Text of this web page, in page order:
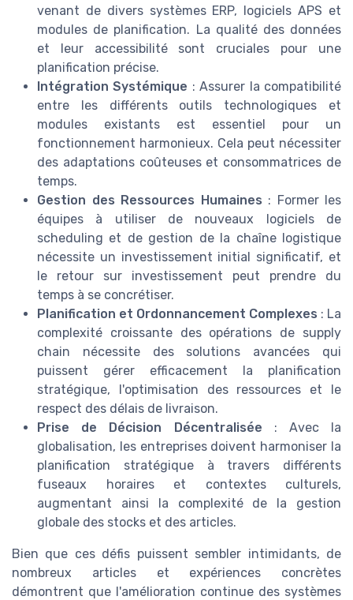
venant de divers systèmes ERP, logiciels APS et
modules de planification. La qualité des données
et leur accessibilité sont cruciales pour une
planification précise.
Intégration Systémique : Assurer la compatibilité
entre les différents outils technologiques et
modules existants est essentiel pour un
fonctionnement harmonieux. Cela peut nécessiter
des adaptations coûteuses et consommatrices de
temps.
Gestion des Ressources Humaines : Former les
équipes à utiliser de nouveaux logiciels de
scheduling et de gestion de la chaîne logistique
nécessite un investissement initial significatif, et
le retour sur investissement peut prendre du
temps à se concrétiser.
Planification et Ordonnancement Complexes : La
complexité croissante des opérations de supply
chain nécessite des solutions avancées qui
puissent gérer efficacement la planification
stratégique, l'optimisation des ressources et le
respect des délais de livraison.
Prise de Décision Décentralisée : Avec la
globalisation, les entreprises doivent harmoniser la
planification stratégique à travers différents
fuseaux horaires et contextes culturels,
augmentant ainsi la complexité de la gestion
globale des stocks et des articles.
Bien que ces défis puissent sembler intimidants, de
nombreux articles et expériences concrètes
démontrent que l'amélioration continue des systèmes